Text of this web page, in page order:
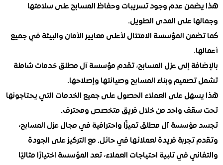
عدم وجود تسريبات وحفاظ المسابح على سلامتها
على المدى الطويل.
المؤسسة الامتثال لأعلى معايير الأمان والبيئة في جميع
إلى عزل المسابح، تقدم مؤسسة آل مطلق خدمات شاملة
وبناء المسابح وصيانتها وإصلاحها.
على العملاء الحصول على جميع الخدمات التي يحتاجونها
واحد من خلال فريق متخصص ومحترف.
آل مطلق تميزًا واحترافية في مجال عزل المسابح،
فريدة لعملائها في حائل. مع التركيز على الجودة
في تلبية احتياجات العملاء، تعد المؤسسة اختيارًا مثاليًا